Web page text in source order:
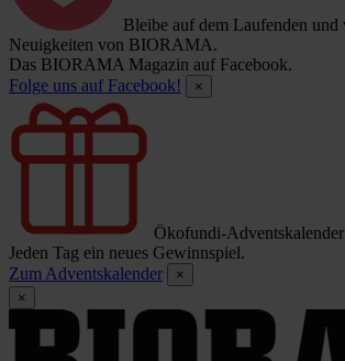
Bleibe auf dem Laufenden und
Neuigkeiten von BIORAMA.
Das BIORAMA Magazin auf Facebook.
Folge uns auf Facebook!
×
Ökofundi-Adventskalender
Jeden Tag ein neues Gewinnspiel.
Zum Adventskalender
×
×